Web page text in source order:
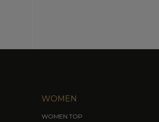
WOMEN
WOMEN TOP